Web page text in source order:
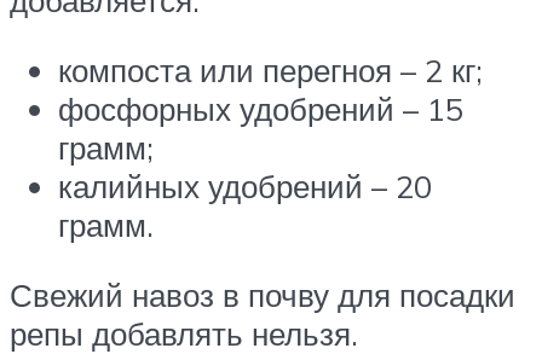
компоста или перегноя – 2 кг;
фосфорных удобрений – 15
грамм;
калийных удобрений – 20
грамм.
Свежий навоз в почву для посадки
репы добавлять нельзя.